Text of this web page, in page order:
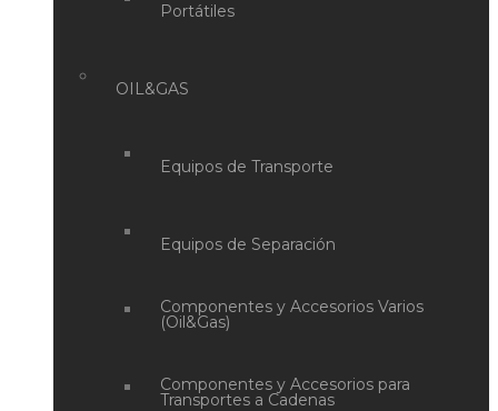
Portátiles
OIL&GAS
Equipos de Transporte
Equipos de Separación
Componentes y Accesorios Varios
(Oil&Gas)
Componentes y Accesorios para
Transportes a Cadenas